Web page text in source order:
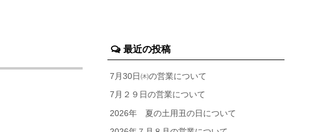
最近の投稿
7月30日㈭の営業について
7月２９日の営業について
2026年 夏の土用丑の日について